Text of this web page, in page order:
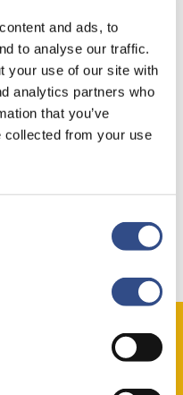
and ads, to
to analyse our traffic.
your use of our site with
analytics partners who
that you’ve
collected from your use